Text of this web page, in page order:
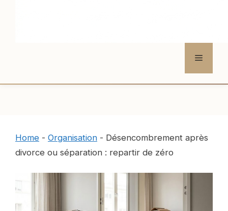
Menu
Home - Organisation - Désencombrement après
divorce ou séparation : repartir de zéro